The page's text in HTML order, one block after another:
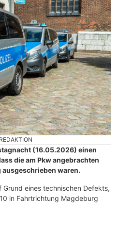
(16.05.2026) einen
die am Pkw angebrachten
waren.
eines technischen Defekts,
in Fahrtrichtung Magdeburg